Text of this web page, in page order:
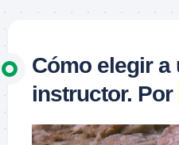
Cómo elegir a
instructor. Por